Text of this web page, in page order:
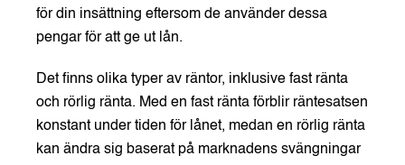
för din insättning eftersom de använder dessa
pengar för att ge ut lån.
Det finns olika typer av räntor, inklusive fast ränta
och rörlig ränta. Med en fast ränta förblir räntesatsen
konstant under tiden för lånet, medan en rörlig ränta
kan ändra sig baserat på marknadens svängningar